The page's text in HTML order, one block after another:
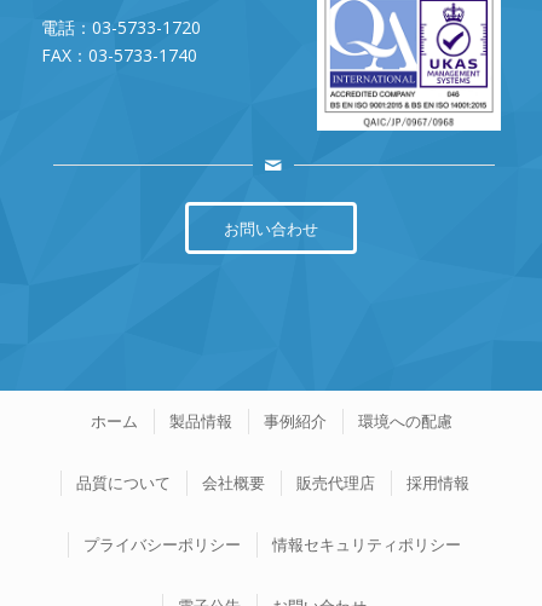
電話：03-5733-1720
FAX：03-5733-1740
お問い合わせ
ホーム 製品情報 事例紹介 環境への配慮
品質について 会社概要 販売代理店 採用情報
プライバシーポリシー 情報セキュリティポリシー